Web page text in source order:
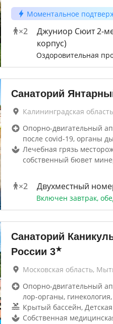
Моментальное
×2
Джуниор Сюит 2-
корпус)
Оздоровительная
Санаторий
Калининградская
Опорно-двигательный
после covid-19, органы
Лечебная грязь
собственный бювет
×2 Двухместный
Включен завтрак,
Санаторий
России 3★
Московская область,
Опорно-двигательный
лор-органы,
Крытый бассейн,
Собственная